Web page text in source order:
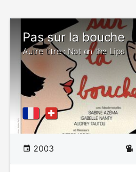
Pas sur la bouche
Autre titre : Not on the Lips
2003